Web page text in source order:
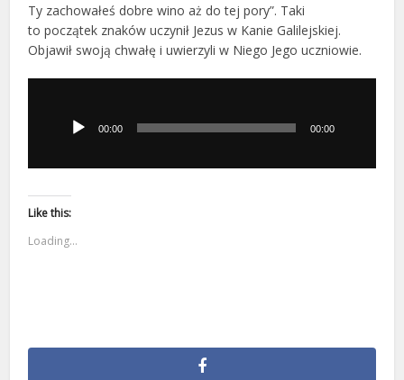
Ty zachowałeś dobre wino aż do tej pory”. Taki
to początek znaków uczynił Jezus w Kanie Galilejskiej.
Objawił swoją chwałę i uwierzyli w Niego Jego uczniowie.
dźwiękowych00:00 00:00
Like this:
Loading...